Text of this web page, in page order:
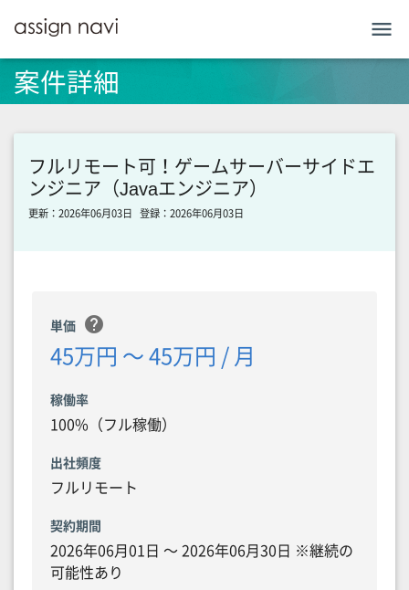
menu
案件詳細
フルリモート可！ゲームサーバーサイドエ
ンジニア（Javaエンジニア）
更新：2026年06月03日 登録：2026年06月03日
単価 help
45万円 〜 45万円 / 月
稼働率
100%（フル稼働）
出社頻度
フルリモート
契約期間
2026年06月01日 〜 2026年06月30日 ※継続の
可能性あり